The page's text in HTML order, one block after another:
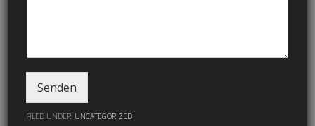
Senden
FILED UNDER: UNCATEGORIZED